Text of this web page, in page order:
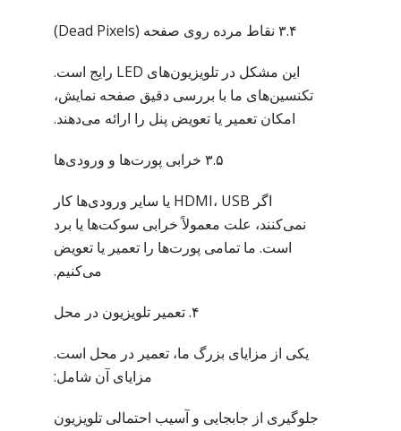
۳.۴ نقاط مرده روی صفحه (Dead Pixels)
این مشکل در تلویزیون‌های LED رایج است.
تکنسین‌های ما با بررسی دقیق صفحه نمایش،
امکان تعمیر یا تعویض پنل را ارائه می‌دهند.
۳.۵ خرابی پورت‌ها و ورودی‌ها
اگر HDMI، USB یا سایر ورودی‌ها کار
نمی‌کنند، علت معمولاً خرابی سوکت‌ها یا برد
است. ما تمامی پورت‌ها را تعمیر یا تعویض
می‌کنیم.
۴. تعمیر تلویزیون در محل
یکی از مزایای بزرگ ما، تعمیر در محل است.
مزایای آن شامل:
جلوگیری از جابجایی و آسیب احتمالی تلویزیون